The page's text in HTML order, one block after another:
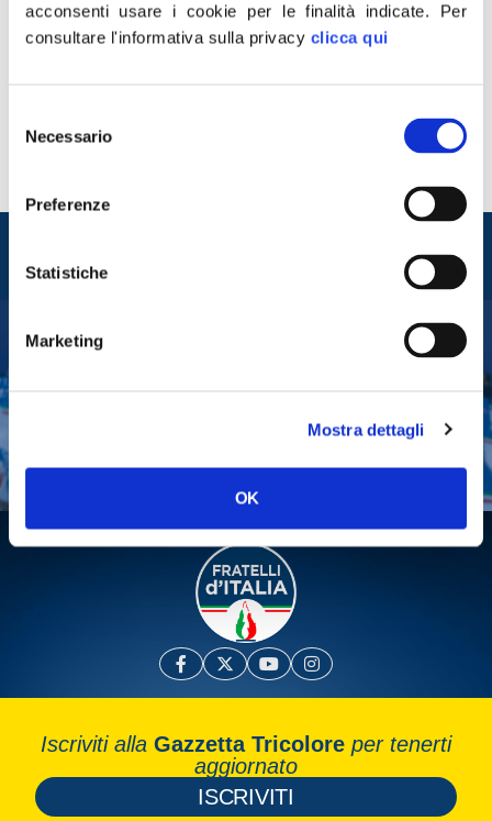
acconsenti usare i cookie per le finalità indicate. Per
consultare l'informativa sulla privacy clicca qui
delNecessario
Preferenze
Statistiche
Marketing
Mostra dettagli
OK
“Secondo il Report 2024 di Europol, nell’Ue sono state
identificate 821 delle più pericolose reti criminali
da una parte, dal rapido sviluppo di nuovi processi
chimici che potenziano gli stupefacenti in circolazione,
Leggi la Gazzetta Tricolore
Iscriviti alla Gazzetta Tricolore per tenerti
aggiornato
ISCRIVITI